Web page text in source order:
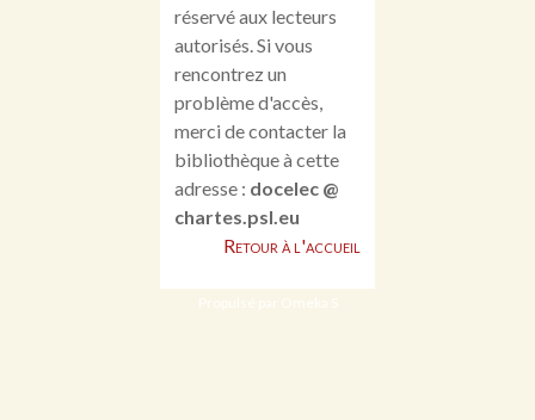
réservé aux lecteurs
autorisés. Si vous
rencontrez un
problème d'accès,
merci de contacter la
bibliothèque à cette
adresse : docelec @
chartes.psl.eu
Retour à l'accueil
Propulsé par Omeka S